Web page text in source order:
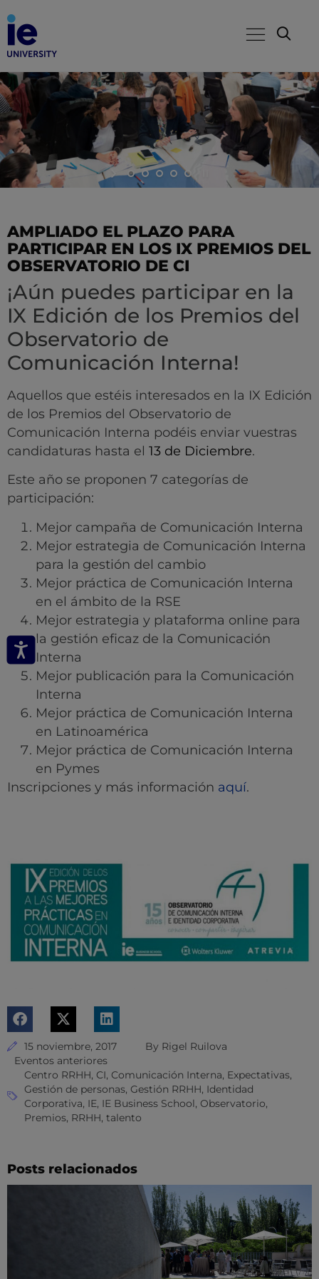
AMPLIADO EL PLAZO PARA
PARTICIPAR EN LOS IX PREMIOS DEL
OBSERVATORIO DE CI
¡Aún puedes participar en la
IX Edición de los Premios del
Observatorio de
Comunicación Interna!
Aquellos que estéis interesados en la IX Edición
de los Premios del Observatorio de
Comunicación Interna podéis enviar vuestras
candidaturas hasta el 13 de Diciembre.
Este año se proponen 7 categorías de
participación:
Mejor campaña de Comunicación Interna
Mejor estrategia de Comunicación Interna
para la gestión del cambio
Mejor práctica de Comunicación Interna
en el ámbito de la RSE
Mejor estrategia y plataforma online para
la gestión eficaz de la Comunicación
Interna
Mejor publicación para la Comunicación
Interna
Mejor práctica de Comunicación Interna
en Latinoamérica
Mejor práctica de Comunicación Interna
en Pymes
Inscripciones y más información aquí.
15 noviembre, 2017 By Rigel Ruilova
Eventos anteriores
Centro RRHH, CI, Comunicación Interna, Expectativas,
Gestión de personas, Gestión RRHH, Identidad
Corporativa, IE, IE Business School, Observatorio,
Premios, RRHH, talento
Posts relacionados